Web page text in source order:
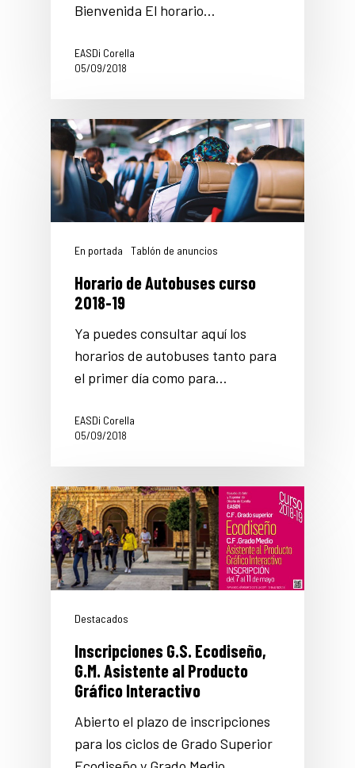
Bienvenida El horario…
EASDi Corella
05/09/2018
En portada Tablón de anuncios
Horario de Autobuses curso
2018-19
Ya puedes consultar aquí los
horarios de autobuses tanto para
el primer día como para…
EASDi Corella
05/09/2018
Destacados
Inscripciones G.S. Ecodiseño,
G.M. Asistente al Producto
Gráfico Interactivo
Abierto el plazo de inscripciones
para los ciclos de Grado Superior